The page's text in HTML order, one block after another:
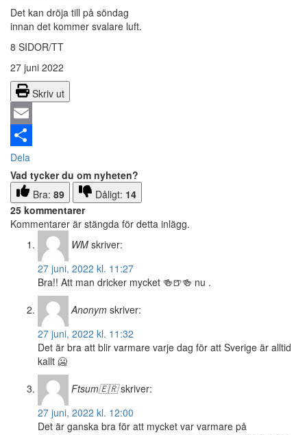
Det kan dröja till på söndag
innan det kommer svalare luft.
8 SIDOR/TT
27 juni 2022
Skriv ut
Email
Dela
Vad tycker du om nyheten?
Bra: 89 Dåligt: 14
25 kommentarer
Kommentarer är stängda för detta inlägg.
WM skriver:
27 juni, 2022 kl. 11:27
Bra!! Att man dricker mycket 🍻🍺🍻 nu .
Anonym skriver:
27 juni, 2022 kl. 11:32
Det är bra att blir varmare varje dag för att Sverige är alltid
kallt 🥶
Ftsum🇪🇷 skriver:
27 juni, 2022 kl. 12:00
Det är ganska bra för att mycket var varmare på